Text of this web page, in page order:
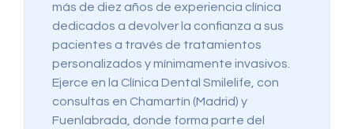
más de diez años de experiencia clínica
dedicados a devolver la confianza a sus
pacientes a través de tratamientos
personalizados y mínimamente invasivos.
Ejerce en la Clínica Dental Smilelife, con
consultas en Chamartín (Madrid) y
Fuenlabrada, donde forma parte del